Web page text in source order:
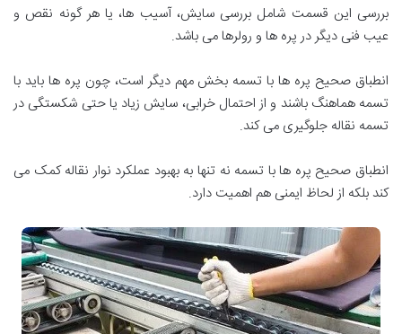
بررسی این قسمت شامل بررسی سایش، آسیب ها، یا هر گونه نقص و
عیب فنی دیگر در پره ها و رولرها می باشد.
انطباق صحیح پره ها با تسمه بخش مهم دیگر است، چون پره ها باید با
تسمه هماهنگ باشند و از احتمال خرابی، سایش زیاد یا حتی شکستگی در
تسمه نقاله جلوگیری می کند.
انطباق صحیح پره ها با تسمه نه تنها به بهبود عملکرد نوار نقاله کمک می
کند بلکه از لحاظ ایمنی هم اهمیت دارد.